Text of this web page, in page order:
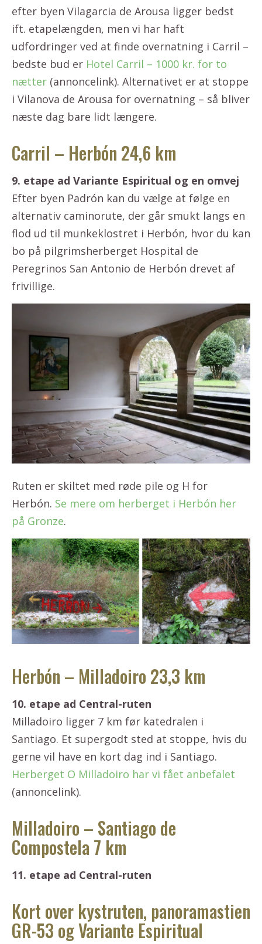
efter byen Vilagarcia de Arousa ligger bedst
ift. etapelængden, men vi har haft
udfordringer ved at finde overnatning i Carril –
bedste bud er Hotel Carril – 1000 kr. for to
nætter (annoncelink). Alternativet er at stoppe
i Vilanova de Arousa for overnatning – så bliver
næste dag bare lidt længere.
Carril – Herbón 24,6 km
9. etape ad Variante Espiritual og en omvej
Efter byen Padrón kan du vælge at følge en
alternativ caminorute, der går smukt langs en
flod ud til munkeklostret i Herbón, hvor du kan
bo på pilgrimsherberget Hospital de
Peregrinos San Antonio de Herbón drevet af
frivillige.
Ruten er skiltet med røde pile og H for
Herbón. Se mere om herberget i Herbón her
på Gronze.
Herbón – Milladoiro 23,3 km
10. etape ad Central-ruten
Milladoiro ligger 7 km før katedralen i
Santiago. Et supergodt sted at stoppe, hvis du
gerne vil have en kort dag ind i Santiago.
Herberget O Milladoiro har vi fået anbefalet
(annoncelink).
Milladoiro – Santiago de
Compostela 7 km
11. etape ad Central-ruten
Kort over kystruten, panoramastien
GR-53 og Variante Espiritual